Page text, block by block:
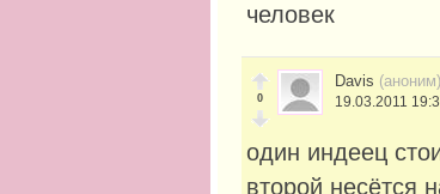
человек
0
Davis (аноним)
19.03.2011
один индеец
второй несётся